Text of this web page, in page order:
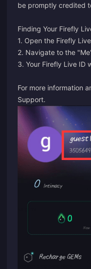
be promptly credited
Finding Your Firefly
1. Open the Firefly
2. Navigate to the
3. Your Firefly Live ID
For more information
Support.